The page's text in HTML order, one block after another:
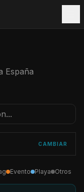
España
CAMBIAR
Evento Playa Otros